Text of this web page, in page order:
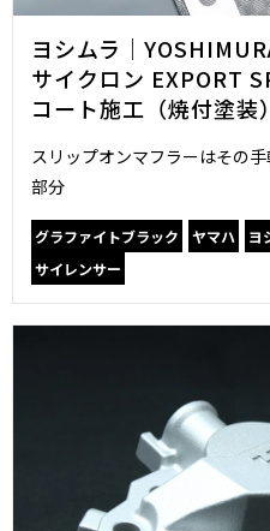
ヨシムラ｜
サイクロン EXPORT
コート施工（焼付塗装）
スリップオンマフラーはその
部分
グラファイトブラック ヤマハ ヨ
サイレンサー